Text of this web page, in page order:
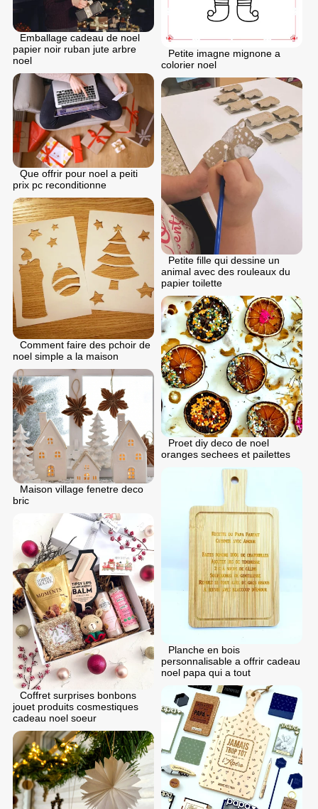
Petite imagne mignone a
colorier noel
Emballage cadeau de noel
papier noir ruban jute arbre
noel
Que offrir pour noel a peiti
prix pc reconditionne
Petite fille qui dessine un
animal avec des rouleaux du
papier toilette
Comment faire des pchoir de
noel simple a la maison
Proet diy deco de noel
oranges sechees et pailettes
Maison village fenetre deco
bric
Planche en bois
personnalisable a offrir cadeau
noel papa qui a tout
Coffret surprises bonbons
jouet produits cosmestiques
cadeau noel soeur